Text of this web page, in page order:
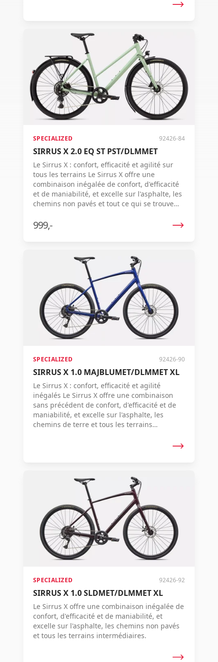
SPECIALIZED 92426-84
SIRRUS X 2.0 EQ ST PST/DLMMET
Le Sirrus X : confort, efficacité et agilité sur
tous les terrains Le Sirrus X offre une
combinaison inégalée de confort, d'efficacité
et de maniabilité, et excelle sur l'asphalte, les
chemins non pavés et tout ce qui se trouve
999,-
SPECIALIZED 92426-90
SIRRUS X 1.0 MAJBLUMET/DLMMET XL
Le Sirrus X : confort, efficacité et agilité
inégalés Le Sirrus X offre une combinaison
sans précédent de confort, d'efficacité et de
maniabilité, et excelle sur l'asphalte, les
chemins de terre et tous les terrains
SPECIALIZED 92426-92
SIRRUS X 1.0 SLDMET/DLMMET XL
Le Sirrus X offre une combinaison inégalée de
confort, d'efficacité et de maniabilité, et
excelle sur l'asphalte, les chemins non pavés
et tous les terrains intermédiaires.